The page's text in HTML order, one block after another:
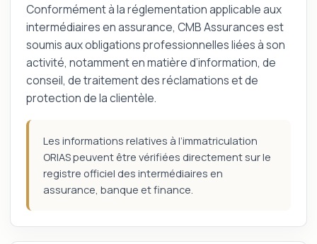
Conformément à la réglementation applicable aux
intermédiaires en assurance, CMB Assurances est
soumis aux obligations professionnelles liées à son
activité, notamment en matière d’information, de
conseil, de traitement des réclamations et de
protection de la clientèle.
Les informations relatives à l’immatriculation
ORIAS peuvent être vérifiées directement sur le
registre officiel des intermédiaires en
assurance, banque et finance.